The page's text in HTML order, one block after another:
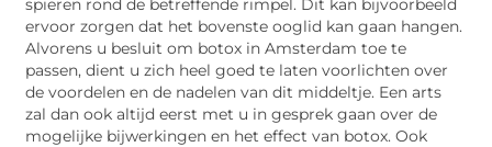
spieren rond de betreffende rimpel. Dit kan bijvoorbeeld
ervoor zorgen dat het bovenste ooglid kan gaan hangen.
Alvorens u besluit om botox in Amsterdam toe te
passen, dient u zich heel goed te laten voorlichten over
de voordelen en de nadelen van dit middeltje. Een arts
zal dan ook altijd eerst met u in gesprek gaan over de
mogelijke bijwerkingen en het effect van botox. Ook